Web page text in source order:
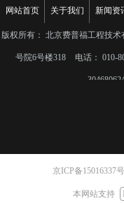
网站首页 关于我们 新闻资
版权所有： 北京费普福工程技术
号院6号楼318 电话： 010-
京ICP备15016337号
本网站支持